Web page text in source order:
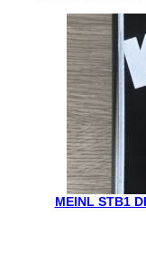
MEINL STB1